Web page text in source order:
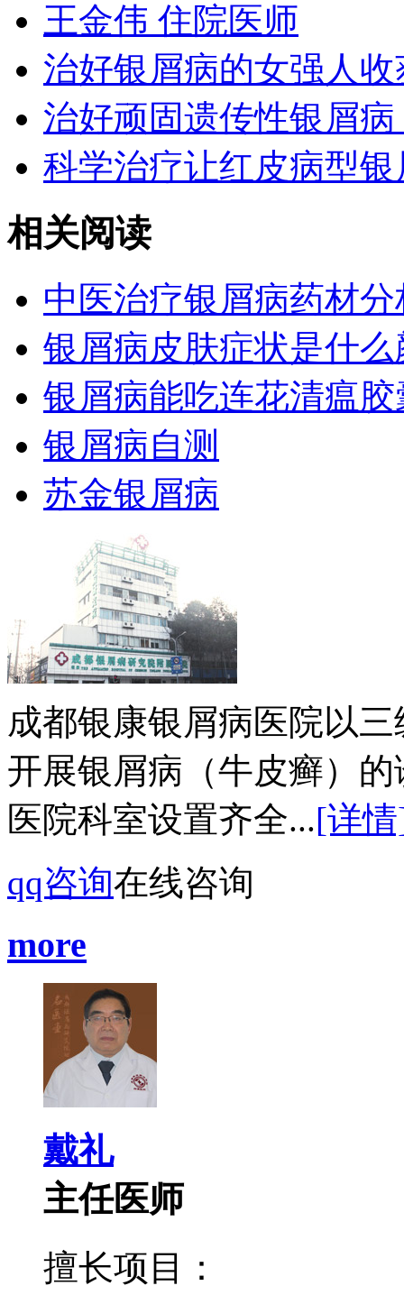
王金伟 住院医师
治好银屑病的女强人
治好顽固遗传性银屑
科学治疗让红皮病型
相关阅读
中医治疗银屑病药材分
银屑病皮肤症状是什么
银屑病能吃连花清瘟
银屑病自测
苏金银屑病
成都银康银屑病医院以
开展银屑病（牛皮癣）
医院科室设置齐全...[详
qq咨询在线咨询
more
戴礼
主任医师
擅长项目：